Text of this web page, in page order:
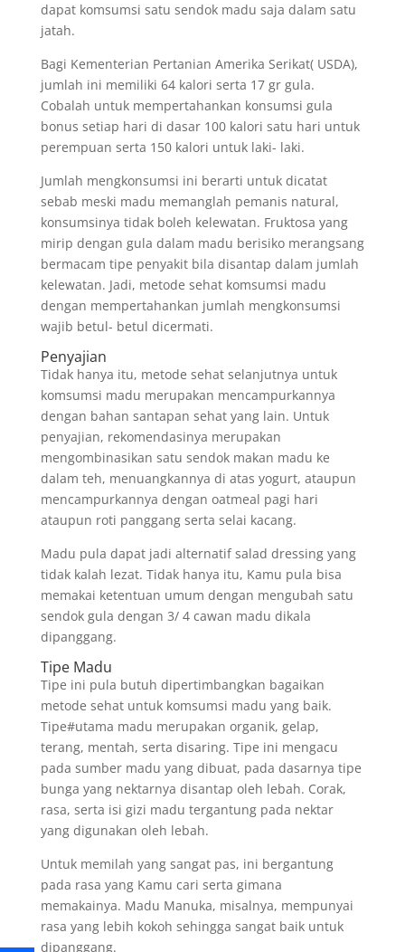
dapat komsumsi satu sendok madu saja dalam satu
jatah.
Bagi Kementerian Pertanian Amerika Serikat( USDA),
jumlah ini memiliki 64 kalori serta 17 gr gula.
Cobalah untuk mempertahankan konsumsi gula
bonus setiap hari di dasar 100 kalori satu hari untuk
perempuan serta 150 kalori untuk laki- laki.
Jumlah mengkonsumsi ini berarti untuk dicatat
sebab meski madu memanglah pemanis natural,
konsumsinya tidak boleh kelewatan. Fruktosa yang
mirip dengan gula dalam madu berisiko merangsang
bermacam tipe penyakit bila disantap dalam jumlah
kelewatan. Jadi, metode sehat komsumsi madu
dengan mempertahankan jumlah mengkonsumsi
wajib betul- betul dicermati.
Penyajian
Tidak hanya itu, metode sehat selanjutnya untuk
komsumsi madu merupakan mencampurkannya
dengan bahan santapan sehat yang lain. Untuk
penyajian, rekomendasinya merupakan
mengombinasikan satu sendok makan madu ke
dalam teh, menuangkannya di atas yogurt, ataupun
mencampurkannya dengan oatmeal pagi hari
ataupun roti panggang serta selai kacang.
Madu pula dapat jadi alternatif salad dressing yang
tidak kalah lezat. Tidak hanya itu, Kamu pula bisa
memakai ketentuan umum dengan mengubah satu
sendok gula dengan 3/ 4 cawan madu dikala
dipanggang.
Tipe Madu
Tipe ini pula butuh dipertimbangkan bagaikan
metode sehat untuk komsumsi madu yang baik.
Tipe#utama madu merupakan organik, gelap,
terang, mentah, serta disaring. Tipe ini mengacu
pada sumber madu yang dibuat, pada dasarnya tipe
bunga yang nektarnya disantap oleh lebah. Corak,
rasa, serta isi gizi madu tergantung pada nektar
yang digunakan oleh lebah.
Untuk memilah yang sangat pas, ini bergantung
pada rasa yang Kamu cari serta gimana
memakainya. Madu Manuka, misalnya, mempunyai
rasa yang lebih kokoh sehingga sangat baik untuk
dipanggang.